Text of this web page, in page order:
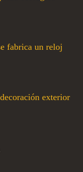
fabrica un reloj
exterior